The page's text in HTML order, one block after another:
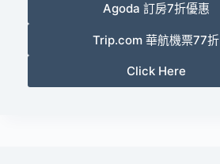
Agoda 訂房7折優惠
Trip.com 華航機票77折
Click Here